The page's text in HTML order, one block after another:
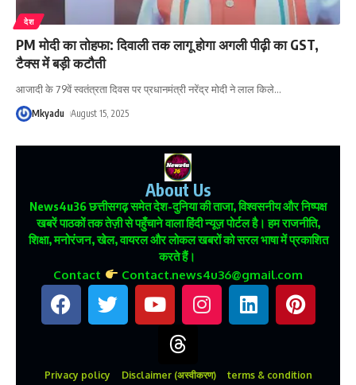
देश
PM मोदी का तोहफा: दिवाली तक लागू होगा अगली पीढ़ी का GST,
टैक्स में बड़ी कटौती
आजादी के 79वें स्वतंत्रता दिवस पर प्रधानमंत्री नरेंद्र मोदी ने लाल किले…
Mkyadu August 15, 2025
About Us
News4u36छत्तीसगढ़ समेत देश-दुनिया की ताजा, विश्वसनीय और निष्पक्ष
खबरें पाठकों तक तेज़ी से पहुँचाने वाला हिंदी न्यूज़ पोर्टल है। हम राजनीति,
शिक्षा, मनोरंजन, खेल, वायरल और लोकल खबरों को सरल भाषा में प्रकाशित
करते हैं।
Contact Contact.news4u36@gmail.com
Privacy policy Disclaimer (अस्वीकरण) terms & condition